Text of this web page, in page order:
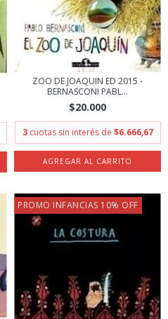
ZOO DE JOAQUIN ED 2015 -
BERNASCONI PABL...
$20.000
3 cuotas sin interés de $6.666,67
PROMO INFANCIAS 10% OFF